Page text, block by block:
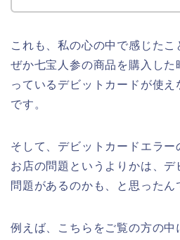
これも、私の心の中で感じた
ぜか七宝人参の商品を購入した
っているデビットカードが使
です。
そして、デビットカードエラ
お店の問題というよりかは、デ
問題があるのかも、と思ったん
例えば、こちらをご覧の方の